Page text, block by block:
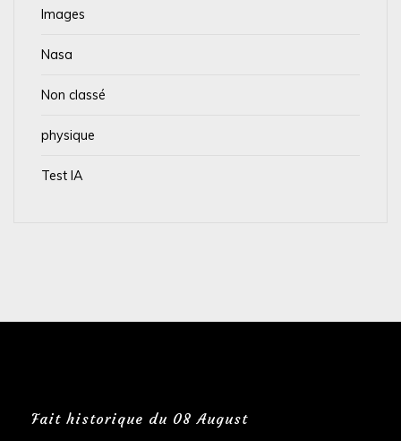
Images
Nasa
Non classé
physique
Test IA
Fait historique du 08 August